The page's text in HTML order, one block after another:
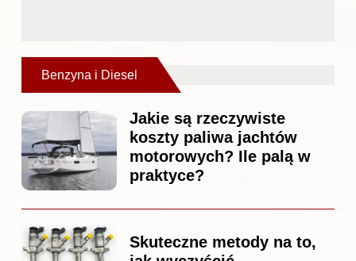
Benzyna i Diesel
Jakie są rzeczywiste
koszty paliwa jachtów
motorowych? Ile palą w
praktyce?
Skuteczne metody na to,